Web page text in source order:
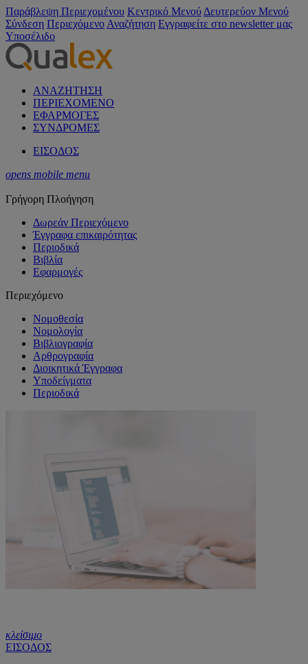
Παράβλεψη Περιεχομένου Κεντρικό Μενού Δευτερεύον Μενού
Σύνδεση Περιεχόμενο Αναζήτηση Εγγραφείτε στο newsletter μας
Υποσέλιδο
ΑΝΑΖΗΤΗΣΗ
ΠΕΡΙΕΧΟΜΕΝΟ
ΕΦΑΡΜΟΓΕΣ
ΣΥΝΔΡΟΜΕΣ
ΕΙΣΟΔΟΣ
opens mobile menu
Γρήγορη Πλοήγηση
Δωρεάν Περιεχόμενο
Έγγραφα επικαιρότητας
Περιοδικά
Βιβλία
Εφαρμογές
Περιεχόμενο
Νομοθεσία
Νομολογία
Βιβλιογραφία
Αρθρογραφία
Διοικητικά Έγγραφα
Υποδείγματα
Περιοδικά
κλείσιμο
ΕΙΣΟΔΟΣ